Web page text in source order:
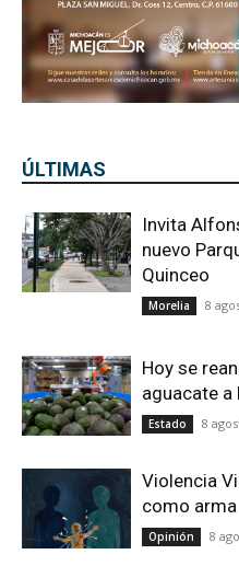
ÚLTIMAS
Invita
nuevo
Quinceo
Morelia 8
Hoy se
aguacate a
Estado 8
Violencia
como arma
Opinión 8